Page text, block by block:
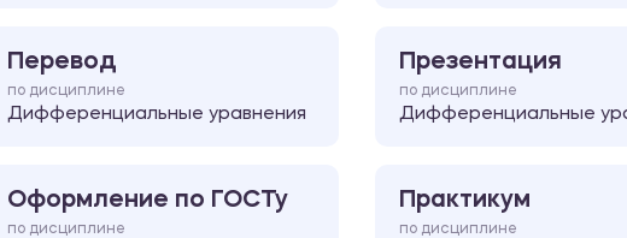
Перевод
по дисциплине
Дифференциальные уравнения
Презентация
по дисциплине
Дифференциальные
Оформление по ГОСТу
по дисциплине
Практикум
по дисциплине